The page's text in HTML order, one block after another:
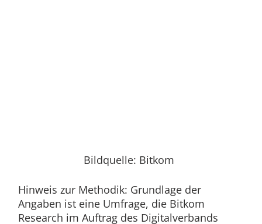
Bildquelle: Bitkom
Hinweis zur Methodik: Grundlage der
Angaben ist eine Umfrage, die Bitkom
Research im Auftrag des Digitalverbands